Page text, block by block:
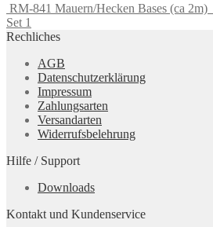
RM-841 Mauern/Hecken Bases (ca 2m)
Set 1
Rechliches
AGB
Datenschutzerklärung
Impressum
Zahlungsarten
Versandarten
Widerrufsbelehrung
Hilfe / Support
Downloads
Kontakt und Kundenservice